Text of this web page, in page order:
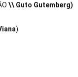
\\ Guto Gutemberg)
)